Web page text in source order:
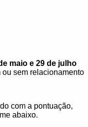
maio e 29 de julho
sem relacionamento
com a pontuação,
abaixo.